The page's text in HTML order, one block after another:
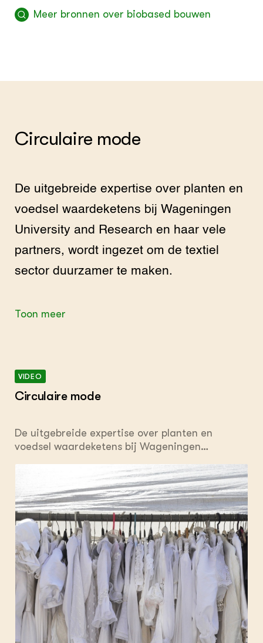
Meer bronnen over biobased bouwen
Circulaire mode
De uitgebreide expertise over planten en
voedsel waardeketens bij Wageningen
University and Research en haar vele
partners, wordt ingezet om de textiel
sector duurzamer te maken.
Toon meer
VIDEO
Circulaire mode
De uitgebreide expertise over planten en
voedsel waardeketens bij Wageningen
wordt ingezet om de textiel sector duurzamer
te maken. 80 miljard kledingstukken worden
jaarlijks verkocht, wereldwijd. Dat is fast
fashion. De textiel industrie is de tweede
vervuiler van de wereld. Bij de opening van het
Academisch jaar 2018, toonde voorzitter Louise
O. Fresco circulaire textiel innovaties, zoals;
een horloge bandje van schimmels; een jurk van
een restpartij zijde, ontworpen om minimaal
textielafval te geven bij productie; restanten
inkt, doorgaans een afvalproduct; en een zijden
sjaal, gekleurd door bacteria.Zie de making of
door partners in het Circular Fashion Lab. Het